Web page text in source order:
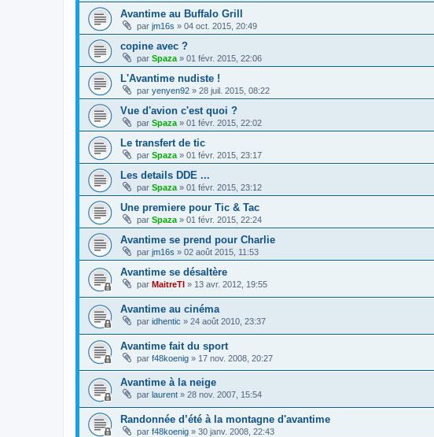
Avantime au Buffalo Grill
par jm16s » 04 oct. 2015, 20:49
copine avec ?
par Spaza» 01 févr. 2015, 22:06
L'Avantime nudiste !
par yenyen92 » 28 juil. 2015, 08:22
Vue d'avion c'est quoi ?
par Spaza» 01 févr. 2015, 22:02
Le transfert de tic
par Spaza» 01 févr. 2015, 23:17
Les details DDE ...
par Spaza» 01 févr. 2015, 23:12
Une premiere pour Tic & Tac
par Spaza» 01 févr. 2015, 22:24
Avantime se prend pour Charlie
par jm16s » 02 août 2015, 11:53
Avantime se désaltère
par MaitreTI » 13 avr. 2012, 19:55
Avantime au cinéma
par idhentic » 24 août 2010, 23:37
Avantime fait du sport
par f48koenig » 17 nov. 2008, 20:27
Avantime à la neige
par laurent » 28 nov. 2007, 15:54
Randonnée d’été à la montagne d'avantime
par f48koenig » 30 janv. 2008, 22:43